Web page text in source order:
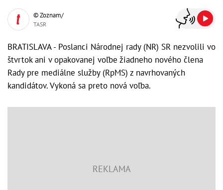
© Zoznam/
TASR
BRATISLAVA - Poslanci Národnej rady (NR) SR nezvolili vo
štvrtok ani v opakovanej voľbe žiadneho nového člena
Rady pre mediálne služby (RpMS) z navrhovaných
kandidátov. Vykoná sa preto nová voľba.